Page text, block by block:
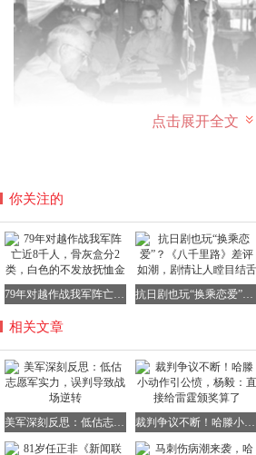
形势急转直下，李奇微接任指挥权
海”写进了作战要则。然而，面对地
三重压力，美军不得不将战略重点
耗。1952年10月，在3.7平方公里的
滥炸，山体被削低近一米。志愿军
锋”三结合的防御体系，硬顶住了美
光在负伤后突进至六库口机枪暗堡，
后的突击分队赢得了宝贵的进攻窗口
冷而直白：单日炮弹消耗高达四万
标。带血的阵地反复易手，双方都付
点击展开全文
你关注的
79年对越作战我军阵亡近8千人，骨灰盒分2类，白色的不发放抚恤金 抗日剧也玩“换乘恋爱”？《八千里路》差评如潮，剧情让人瞠目结舌
相关文章
美军深刻反思：低估志愿军实力，误判导致战场逆转 裁判争议不断！哈滕小动作引公愤，杨毅：直接给雷霆颁奖算了